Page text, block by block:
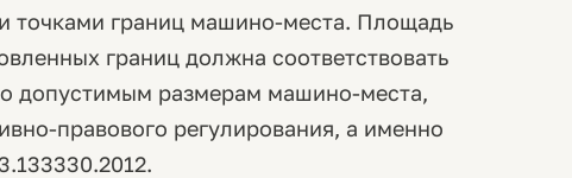
точками границ машино-места. Площадь
границ должна соответствовать
допустимым размерам машино-места,
правового регулирования, а именно